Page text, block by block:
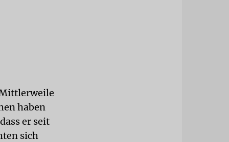
Mittlerweile
haben
er seit
sich